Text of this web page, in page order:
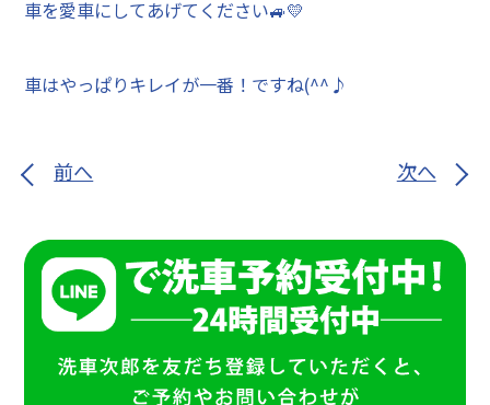
車を愛車にしてあげてください🚙💛
車はやっぱりキレイが一番！ですね(^^♪
前へ 次へ